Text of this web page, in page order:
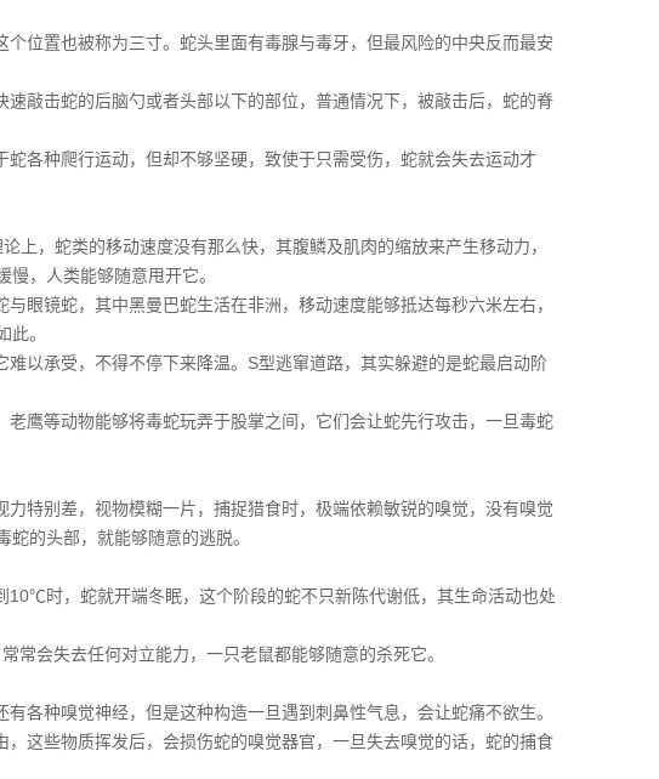
位置也被称为三寸。蛇头里面有毒腺与毒牙，但最风险的中央反而最安
敲击蛇的后脑勺或者头部以下的部位，普通情况下，被敲击后，蛇的脊
各种爬行运动，但却不够坚硬，致使于只需受伤，蛇就会失去运动才
，蛇类的移动速度没有那么快，其腹鳞及肌肉的缩放来产生移动力，
，人类能够随意甩开它。
眼镜蛇，其中黑曼巴蛇生活在非洲，移动速度能够抵达每秒六米左右，
。
以承受，不得不停下来降温。S型逃窜道路，其实躲避的是蛇最启动阶
老鹰等动物能够将毒蛇玩弄于股掌之间，它们会让蛇先行攻击，一旦毒蛇
特别差，视物模糊一片，捕捉猎食时，极端依赖敏锐的嗅觉，没有嗅觉
的头部，就能够随意的逃脱。
10℃时，蛇就开端冬眠，这个阶段的蛇不只新陈代谢低，其生命活动也处
会失去任何对立能力，一只老鼠都能够随意的杀死它。
各种嗅觉神经，但是这种构造一旦遇到刺鼻性气息，会让蛇痛不欲生。
，这些物质挥发后，会损伤蛇的嗅觉器官，一旦失去嗅觉的话，蛇的捕食